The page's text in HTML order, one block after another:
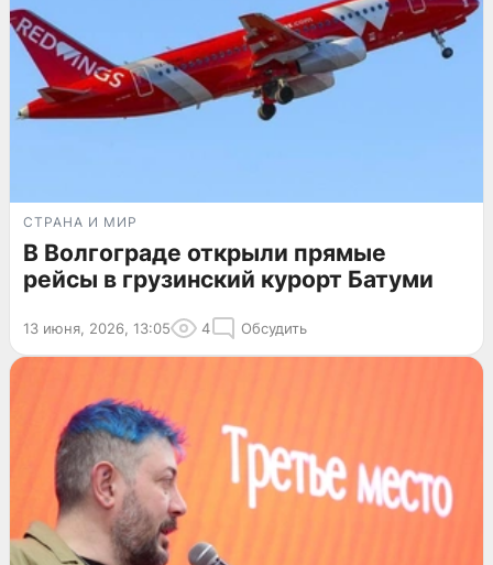
СТРАНА И МИР
В Волгограде открыли прямые
рейсы в грузинский курорт Батуми
13 июня, 2026, 13:05 4 Обсудить